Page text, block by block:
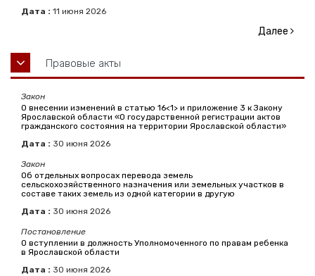
Дата : 11 июня 2026
Далее
Правовые акты
Закон
О внесении изменений в статью 16<1> и приложение 3 к Закону
Ярославской области «О государственной регистрации актов
гражданского состояния на территории Ярославской области»
Дата : 30 июня 2026
Закон
Об отдельных вопросах перевода земель
сельскохозяйственного назначения или земельных участков в
составе таких земель из одной категории в другую
Дата : 30 июня 2026
Постановление
О вступлении в должность Уполномоченного по правам ребенка
в Ярославской области
Дата : 30 июня 2026